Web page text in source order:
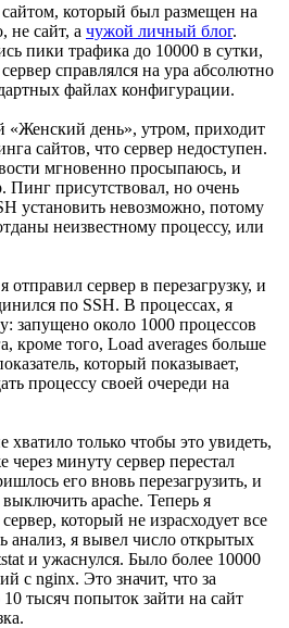
который был размещен на
не сайт, а чужой личный блог.
пики трафика до 10000 в сутки,
справлялся на ура абсолютно
файлах конфигурации.
«Женский день», утром, приходит
сайтов, что сервер недоступен.
мгновенно просыпаюсь, и
Пинг присутствовал, но очень
установить невозможно, потому
неизвестному процессу, или
сервер в перезагрузку, и
по SSH. В процессах, я
запущено около 1000 процессов
кроме того, Load averages больше
который показывает,
процессу своей очереди на
хватило только чтобы это увидеть,
через минуту сервер перестал
его вновь перезагрузить, и
выключить apache. Теперь я
который не израсходует все
анализ, я вывел число открытых
и ужаснулся. Было более 10000
с nginx. Это значит, что за
тысяч попыток зайти на сайт